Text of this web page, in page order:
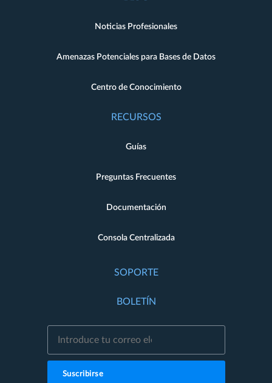
Noticias Profesionales
Amenazas Potenciales para Bases de Datos
Centro de Conocimiento
RECURSOS
Guías
Preguntas Frecuentes
Documentación
Consola Centralizada
SOPORTE
BOLETÍN
Suscribirse